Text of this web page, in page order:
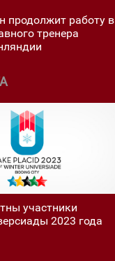
продолжит работу в
тренера
участники
2023 года